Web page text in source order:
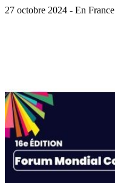
27 octobre 2024 - En France